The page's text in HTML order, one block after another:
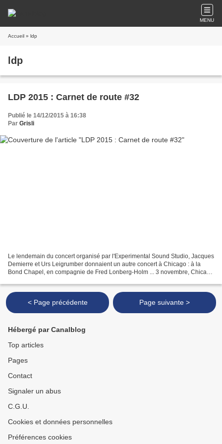
MENU
Accueil » ldp
ldp
LDP 2015 : Carnet de route #32
Publié le 14/12/2015 à 16:38
Par Grisli
Le lendemain du concert organisé par l'Experimental Sound Studio, Jacques
Demierre et Urs Leigrumber donnaient un autre concert à Chicago : à la
Bond Chapel, en compagnie de Fred Lonberg-Holm ... 3 novembre, Chicago
< Page précédente Page suivante >
Hébergé par Canalblog
Top articles
Pages
Contact
Signaler un abus
C.G.U.
Cookies et données personnelles
Préférences cookies